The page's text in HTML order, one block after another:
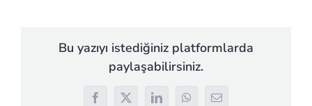
Bu yazıyı istediğiniz platformlarda
paylaşabilirsiniz.
Facebook
X LinkedInWhatsApp
E-